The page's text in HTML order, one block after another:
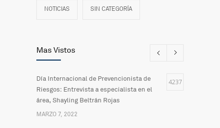
NOTICIAS SIN CATEGORÍA
Mas Vistos
Día Internacional de Prevencionista de
Riesgos: Entrevista a especialista en el
área, Shayling Beltrán Rojas
4237
MARZO 7, 2022